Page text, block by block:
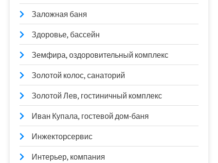
Заложная баня
Здоровье, бассейн
Земфира, оздоровительный комплекс
Золотой колос, санаторий
Золотой Лев, гостиничный комплекс
Иван Купала, гостевой дом-баня
Инжекторсервис
Интерьер, компания